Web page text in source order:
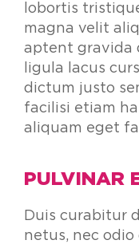
lobortis
magna velit
aptent gravida
ligula lacus
dictum justo
facilisi etiam
aliquam eget
PULVINAR
Duis curabitur
netus, nec odio